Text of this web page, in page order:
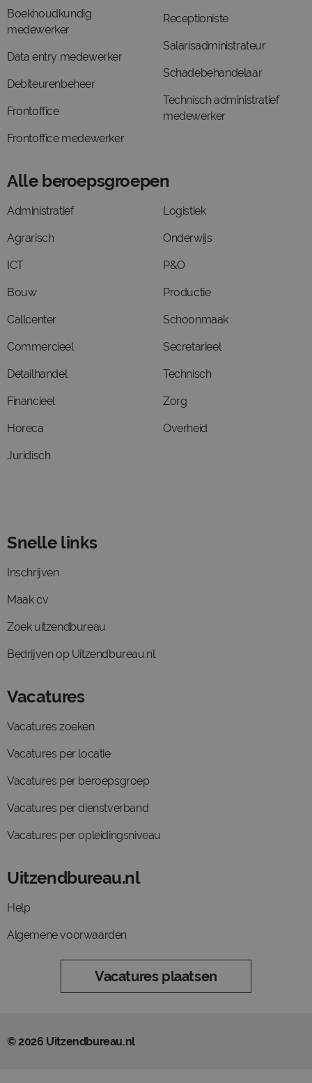
Boekhoudkundig
medewerker
Data entry medewerker
Debiteurenbeheer
Frontoffice
Frontoffice medewerker
Receptioniste
Salarisadministrateur
Schadebehandelaar
Technisch administratief
medewerker
Alle beroepsgroepen
Administratief
Agrarisch
ICT
Bouw
Callcenter
Commercieel
Detailhandel
Financieel
Horeca
Juridisch
Logistiek
Onderwijs
P&O
Productie
Schoonmaak
Secretarieel
Technisch
Zorg
Overheid
Snelle links
Inschrijven
Maak cv
Zoek uitzendbureau
Bedrijven op Uitzendbureau.nl
Vacatures
Vacatures zoeken
Vacatures per locatie
Vacatures per beroepsgroep
Vacatures per dienstverband
Vacatures per opleidingsniveau
Uitzendbureau.nl
Help
Algemene voorwaarden
Vacatures plaatsen
© 2026 Uitzendbureau.nl